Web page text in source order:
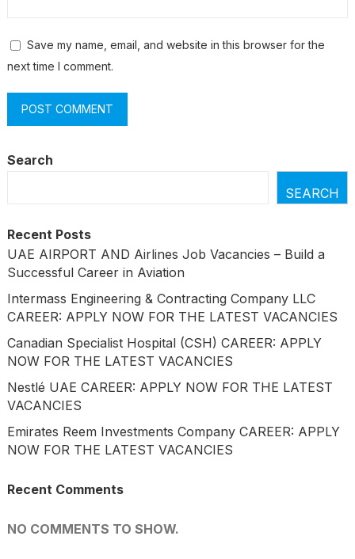
Save my name, email, and website in this browser for the
next time I comment.
Search
SEARCH
Recent Posts
UAE AIRPORT AND Airlines Job Vacancies – Build a
Successful Career in Aviation
Intermass Engineering & Contracting Company LLC
CAREER: APPLY NOW FOR THE LATEST VACANCIES
Canadian Specialist Hospital (CSH) CAREER: APPLY
NOW FOR THE LATEST VACANCIES
Nestlé UAE CAREER: APPLY NOW FOR THE LATEST
VACANCIES
Emirates Reem Investments Company CAREER: APPLY
NOW FOR THE LATEST VACANCIES
Recent Comments
NO COMMENTS TO SHOW.